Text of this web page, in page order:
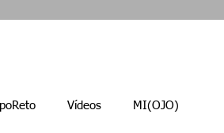
Vídeos MI(OJO)